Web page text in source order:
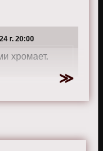
г. 20:00
хромает.